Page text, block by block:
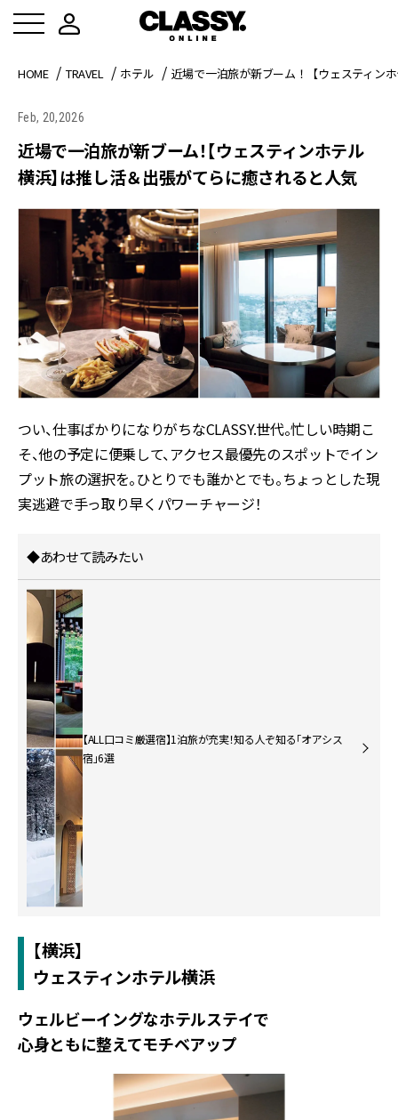
HOME TRAVEL ホテル 近場で一泊旅が新ブーム！【ウェスティン
Feb, 20,2026
近場で一泊旅が新ブーム！【ウェスティンホテル
横浜】は推し活＆出張がてらに癒されると人気
つい、仕事ばかりになりがちなCLASSY.世代。忙しい時期こ
そ、他の予定に便乗して、アクセス最優先のスポットでイン
プット旅の選択を。ひとりでも誰かとでも。ちょっとした現
実逃避で手っ取り早くパワーチャージ！
◆あわせて読みたい
【ALL口コミ厳選宿】1泊旅が充実！知る人ぞ知る「オアシス
宿」6選
【横浜】
ウェスティンホテル横浜
ウェルビーイングなホテルステイで
心身ともに整えてモチベアップ